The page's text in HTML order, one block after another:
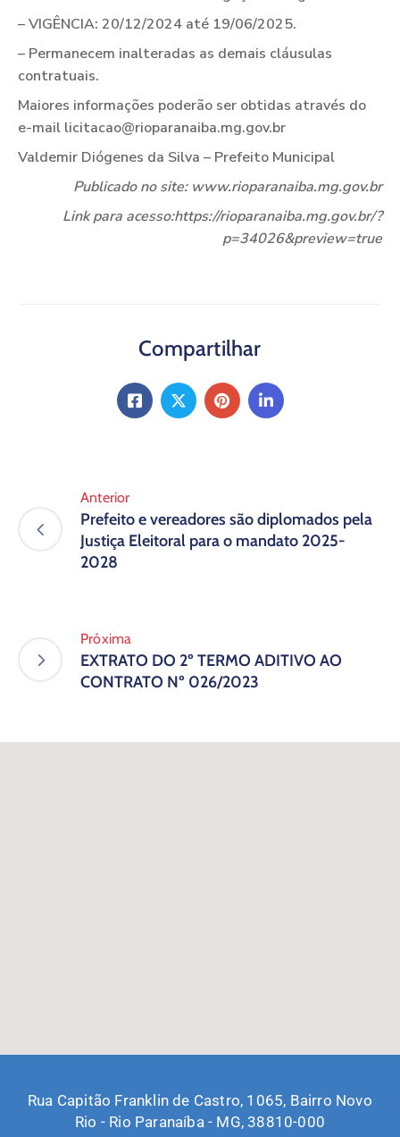
– VIGÊNCIA: 20/12/2024 até 19/06/2025.
– Permanecem inalteradas as demais cláusulas
contratuais.
Maiores informações poderão ser obtidas através do
e-mail licitacao@rioparanaiba.mg.gov.br
Valdemir Diógenes da Silva – Prefeito Municipal
Publicado no site: www.rioparanaiba.mg.gov.br
Link para acesso:https://rioparanaiba.mg.gov.br/?
p=34026&preview=true
Compartilhar
Anterior
Prefeito e vereadores são diplomados pela
Justiça Eleitoral para o mandato 2025-
2028
Próxima
EXTRATO DO 2º TERMO ADITIVO AO
CONTRATO Nº 026/2023
Rua Capitão Franklin de Castro, 1065, Bairro Novo
Rio - Rio Paranaíba - MG, 38810-000